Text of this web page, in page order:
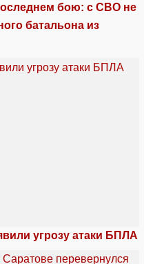
бою: с СВО не
батальона из
угрозу атаки БПЛА